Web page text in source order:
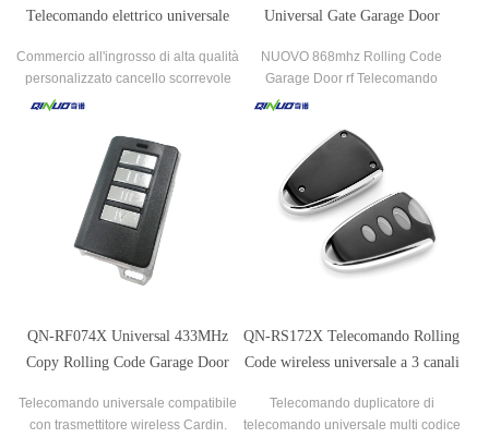
Telecomando elettrico universale
con Beninca (TO.GO-WV)
Commercio all'ingrosso di alta qualità
personalizzato cancello scorrevole
automatico porta del garage scheda
avvolgibile.
Universal Gate Garage Door
NUOVO 868mhz Rolling Code
Garage Door rf Telecomando
Globmatic QN-RF039X.
QN-RF074X Universal 433MHz
Copy Rolling Code Garage Door
compatible with Cardin
Telecomando universale compatibile
con trasmettitore wireless Cardin.
QN-RS172X Telecomando Rolling
Code wireless universale a 3 canali
Telecomando duplicatore di
telecomando universale multi codice